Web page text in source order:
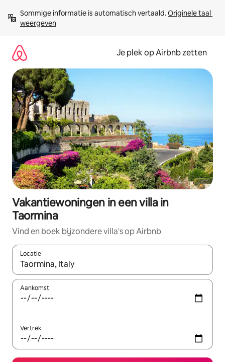
direct
naar
Sommige informatie is automatisch vertaald. Originele taal
weergeven
Je plek op Airbnb zetten
Vakantiewoningen in een villa in
Taormina
Vind en boek bijzondere villa's op Airbnb
Locatie
Wanneer er resultaten beschikbaar zijn, maak je een keuze
Aankomst
Vertrek